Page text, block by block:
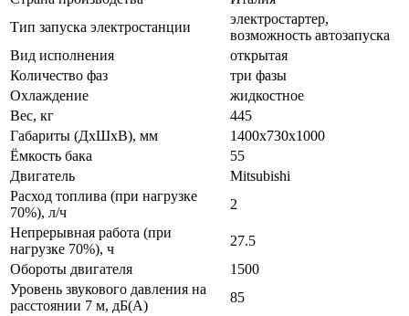
Тип запуска электростанции
электростартер,
возможность автозапуска
Вид исполнения
открытая
Количество фаз
три фазы
Охлаждение
жидкостное
Вес, кг
445
Габариты (ДхШхВ), мм
1400x730x1000
Ёмкость бака
55
Двигатель
Mitsubishi
Расход топлива (при нагрузке
70%), л/ч
2
Непрерывная работа (при
нагрузке 70%), ч
27.5
Обороты двигателя
1500
Уровень звукового давления на
расстоянии 7 м, дБ(A)
85